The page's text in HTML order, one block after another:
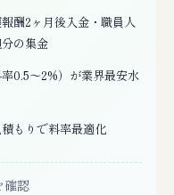
酬2ヶ月後入金・職員人
の集金
0.5〜2%）が業界最安水
もりで料率最適化
確認